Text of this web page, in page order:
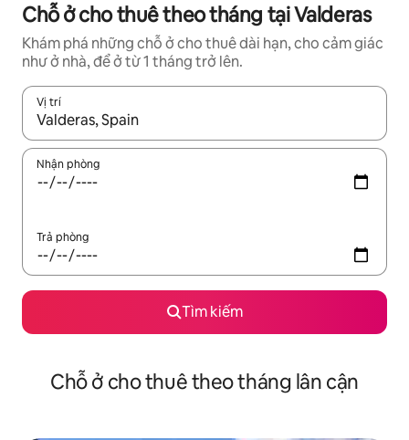
Chỗ ở cho thuê theo tháng tại Valderas
Khám phá những chỗ ở cho thuê dài hạn, cho cảm giác
như ở nhà, để ở từ 1 tháng trở lên.
Vị trí
Khi có kết quả, hãy điều hướng bằng phím mũi tên lên và
Nhận phòng
Trả phòng
Tìm kiếm
Chỗ ở cho thuê theo tháng lân cận